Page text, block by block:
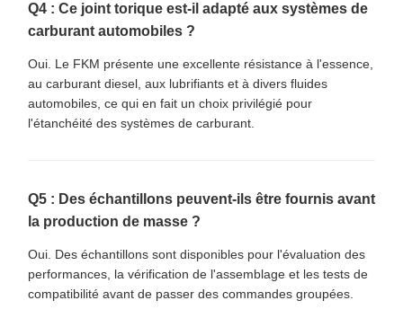
Q4 : Ce joint torique est-il adapté aux systèmes de
carburant automobiles ?
Oui. Le FKM présente une excellente résistance à l'essence,
au carburant diesel, aux lubrifiants et à divers fluides
automobiles, ce qui en fait un choix privilégié pour
l'étanchéité des systèmes de carburant.
Q5 : Des échantillons peuvent-ils être fournis avant
la production de masse ?
Oui. Des échantillons sont disponibles pour l'évaluation des
performances, la vérification de l'assemblage et les tests de
compatibilité avant de passer des commandes groupées.